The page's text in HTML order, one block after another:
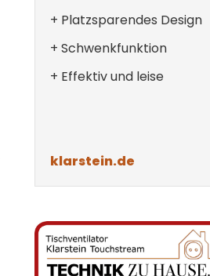
+ Platzsparendes Design
+ Schwenkfunktion
+ Effektiv und leise
klarstein.de